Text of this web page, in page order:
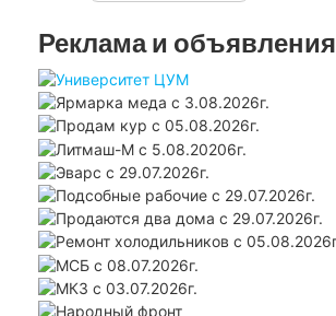
Реклама и объявления